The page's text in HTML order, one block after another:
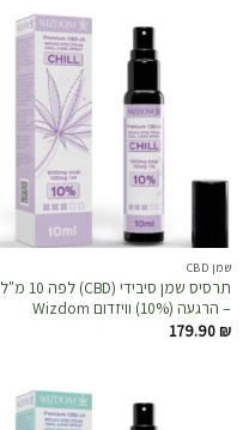
שמן CBD
תרסיס שמן סיבידי (CBD) לפה 10 מ"ל
– הרגעה (10%) וויזדום Wizdom
179.90 ₪